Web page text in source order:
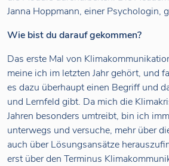
Janna Hoppmann, einer Psychologin,
Wie bist du darauf gekommen?
Das erste Mal von
meine ich im letzten Jahr gehört, und
es dazu überhaupt einen Begriff und
und Lernfeld gibt. Da mich die
Jahren besonders umtreibt, bin ich
unterwegs und versuche, mehr über
auch über Lösungsansätze
erst über den Terminus